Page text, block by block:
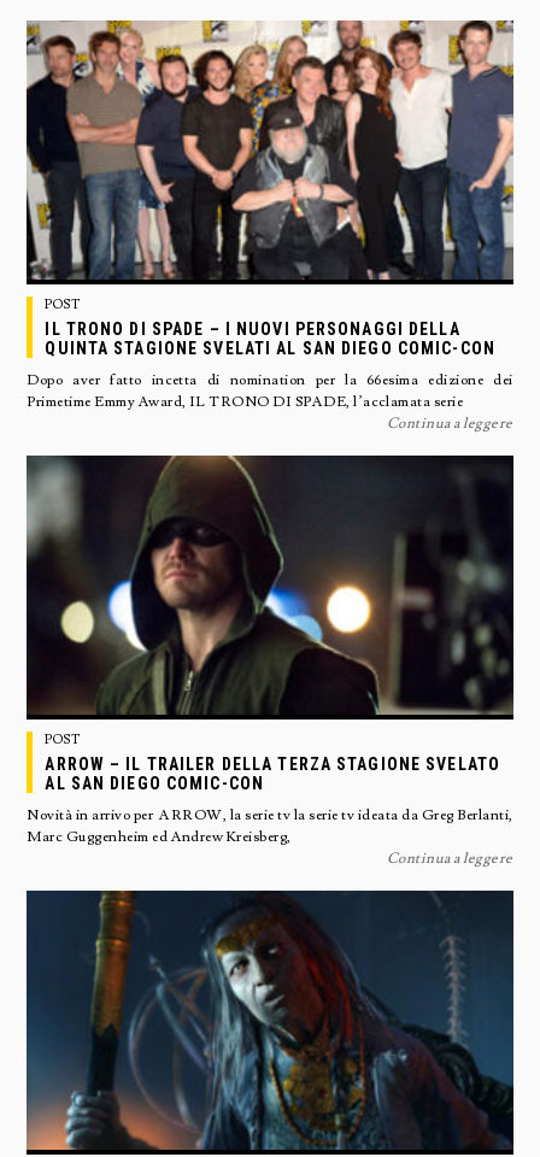
POST
IL TRONO DI SPADE – I NUOVI PERSONAGGI DELLA
QUINTA STAGIONE SVELATI AL SAN DIEGO COMIC-CON
Dopo aver fatto incetta di nomination per la 66esima edizione dei
Primetime Emmy Award, IL TRONO DI SPADE, l’acclamata serie
Continua a leggere
POST
ARROW – IL TRAILER DELLA TERZA STAGIONE SVELATO
AL SAN DIEGO COMIC-CON
Novità in arrivo per ARROW, la serie tv la serie tv ideata da Greg Berlanti,
Marc Guggenheim ed Andrew Kreisberg,
Continua a leggere